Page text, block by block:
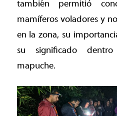
también permitió
mamíferos voladores y
en la zona, su
su significado
mapuche.